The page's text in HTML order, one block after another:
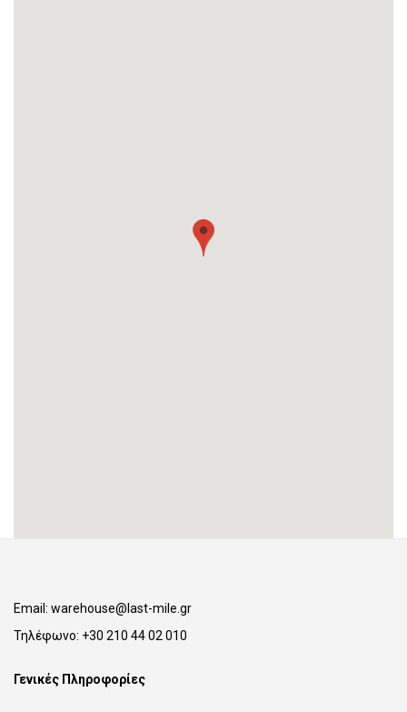
Email: warehouse@last-mile.gr
Τηλέφωνο: +30 210 44 02 010
Γενικές Πληροφορίες